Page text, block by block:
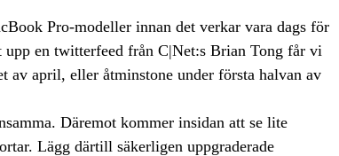
Pro-modeller innan det verkar vara dags för
en twitterfeed från C|Net:s Brian Tong får vi
av april, eller åtminstone under första halvan av
Däremot kommer insidan att se lite
Lägg därtill säkerligen uppgraderade